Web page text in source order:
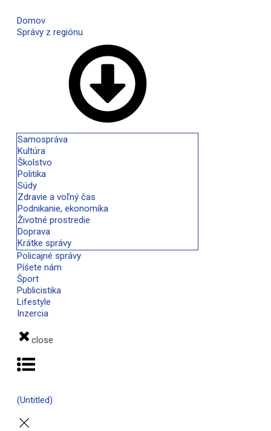
Domov
Správy z regiónu
Samospráva
Kultúra
Školstvo
Politika
Súdy
Zdravie a voľný čas
Podnikanie, ekonomika
Životné prostredie
Doprava
Krátke správy
Policajné správy
Píśete nám
Šport
Publicistika
Lifestyle
Inzercia
close
(Untitled)